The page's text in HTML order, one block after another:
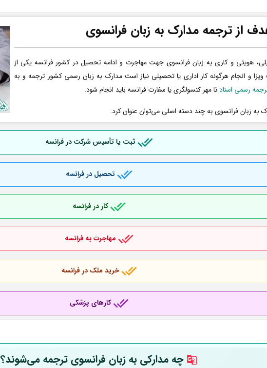
از ترجمه مدارک به زبان فرانسوی
هویتی و کاری به زبان فرانسوی جهت مهاجرت و ادامه تحصیل در کشور فرانسه یکی از
و انجام هرگونه کار اداری یا تحصیلی نیاز است مدارک به زبان رسمی کشور ترجمه و به
رسمی اسنادتا مهر کنسولگری یا سفارت فرانسه باید انجام شود.
به زبان فرانسوی به چند دسته اصلی می‌توان عنوان کرد:
ثبت یا تأسیس شرکت در فرانسه
تحصیل در فرانسه
کار در فرانسه
مهاجرت به فرانسه
خرید ملک در فرانسه
کارهای پزشکی
چه مدارکی به زبان فرانسوی ترجمه می‌شوند؟